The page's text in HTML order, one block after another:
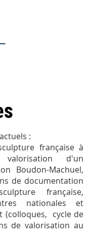
:
française à
d'un
Boudon-Machuel,
de documentation
française,
nationales et
(colloques, cycle de
de valorisation au